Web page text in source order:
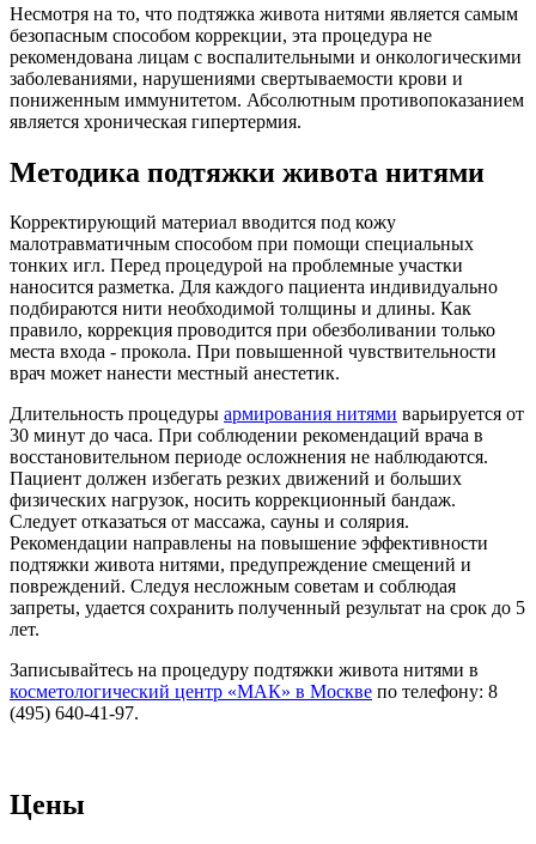
Несмотря на то, что подтяжка живота нитями является самым
безопасным способом коррекции, эта процедура не
рекомендована лицам с воспалительными и онкологическими
заболеваниями, нарушениями свертываемости крови и
пониженным иммунитетом. Абсолютным противопоказанием
является хроническая гипертермия.
Методика подтяжки живота нитями
Корректирующий материал вводится под кожу
малотравматичным способом при помощи специальных
тонких игл. Перед процедурой на проблемные участки
наносится разметка. Для каждого пациента индивидуально
подбираются нити необходимой толщины и длины. Как
правило, коррекция проводится при обезболивании только
места входа - прокола. При повышенной чувствительности
врач может нанести местный анестетик.
Длительность процедуры армирования нитями варьируется от
30 минут до часа. При соблюдении рекомендаций врача в
восстановительном периоде осложнения не наблюдаются.
Пациент должен избегать резких движений и больших
физических нагрузок, носить коррекционный бандаж.
Следует отказаться от массажа, сауны и солярия.
Рекомендации направлены на повышение эффективности
подтяжки живота нитями, предупреждение смещений и
повреждений. Следуя несложным советам и соблюдая
запреты, удается сохранить полученный результат на срок до 5
лет.
Записывайтесь на процедуру подтяжки живота нитями в
косметологический центр «МАК» в Москве по телефону: 8
(495) 640-41-97.
Цены